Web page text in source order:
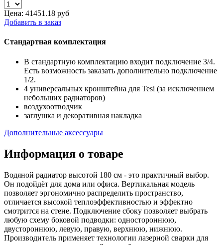
Цена: 41451.18 руб
Добавить в заказ
Стандартная комплектация
В стандартную комплектацию входит подключение 3/4.
Есть возможность заказать дополнительно подключение
1/2.
4 универсальных кронштейна для Tesi (за исключением
небольших радиаторов)
воздухоотводчик
заглушка и декоративная накладка
Дополнительные аксессуары
Информация о товаре
Водяной радиатор высотой 180 см - это практичный выбор.
Он подойдёт для дома или офиса. Вертикальная модель
позволяет эргономично распределить пространство,
отличается высокой теплоэффективностью и эффектно
смотрится на стене. Подключение сбоку позволяет выбрать
любую схему боковой подводки: одностороннюю,
двустороннюю, левую, правую, верхнюю, нижнюю.
Производитель применяет технологии лазерной сварки для